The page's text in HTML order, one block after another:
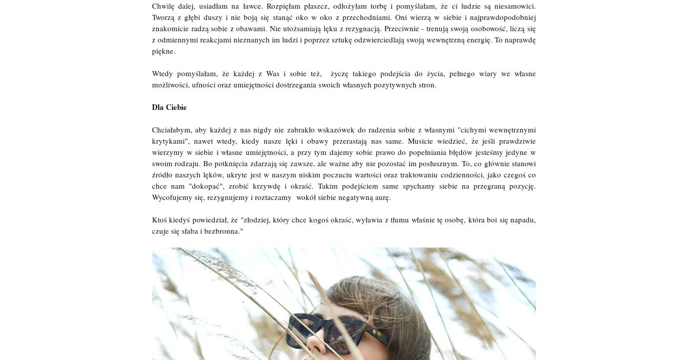
Chwilę dalej, usiadłam na ławce. Rozpięłam płaszcz, odłożyłam torbę i pomyślałam, że ci ludzie są niesamowici.
Tworzą z głębi duszy i nie boją się stanąć oko w oko z przechodniami. Oni wierzą w siebie i najprawdopodobniej
znakomicie radzą sobie z obawami. Nie utożsamiają lęku z rezygnacją. Przeciwnie - trenują swoją osobowość, liczą się
z odmiennymi reakcjami nieznanych im ludzi i poprzez sztukę odzwierciedlają swoją wewnętrzną energię. To naprawdę
piękne.
Wtedy pomyślałam, że każdej z Was i sobie też, życzę takiego podejścia do życia, pełnego wiary we własne
możliwości, ufności oraz umiejętności dostrzegania swoich własnych pozytywnych stron.
Dla Ciebie
Chciałabym, aby każdej z nas nigdy nie zabrakło wskazówek do radzenia sobie z własnymi "cichymi wewnętrznymi
krytykami", nawet wtedy, kiedy nasze lęki i obawy przerastają nas same. Musicie wiedzieć, że jeśli prawdziwie
wierzymy w siebie i własne umiejętności, a przy tym dajemy sobie prawo do popełniania błędów jesteśmy jedyne w
swoim rodzaju. Bo potknięcia zdarzają się zawsze, ale ważne aby nie pozostać im posłusznym. To, co głównie stanowi
źródło naszych lęków, ukryte jest w naszym niskim poczuciu wartości oraz traktowaniu codzienności, jako czegoś co
chce nam "dokopać", zrobić krzywdę i okraść. Takim podejściem same spychamy siebie na przegraną pozycję.
Wycofujemy się, rezygnujemy i roztaczamy wokół siebie negatywną aurę.
Ktoś kiedyś powiedział, że "złodziej, który chce kogoś okraść, wyławia z tłumu właśnie tę osobę, która boi się napadu,
czuje się słaba i bezbronna."